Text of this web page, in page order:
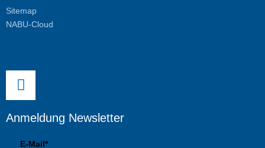
Sitemap
NABU-Cloud
Anmeldung Newsletter
E-Mail*